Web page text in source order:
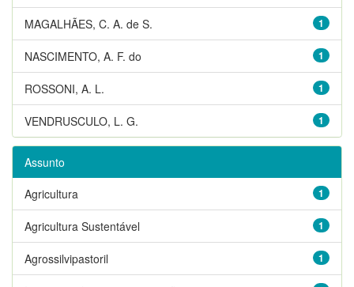
1
MAGALHÃES, C. A. de S.
1
NASCIMENTO, A. F. do
1
ROSSONI, A. L.
1
VENDRUSCULO, L. G.
Assunto
1
Agricultura
1
Agricultura Sustentável
1
Agrossilvipastoril